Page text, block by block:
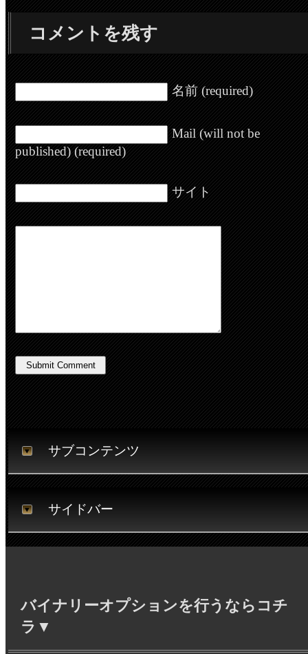
コメントを残す
名前 (required)
Mail (will not be
published) (required)
サイト
サブコンテンツ
サイドバー
バイナリーオプションを行うならコチ
ラ▼